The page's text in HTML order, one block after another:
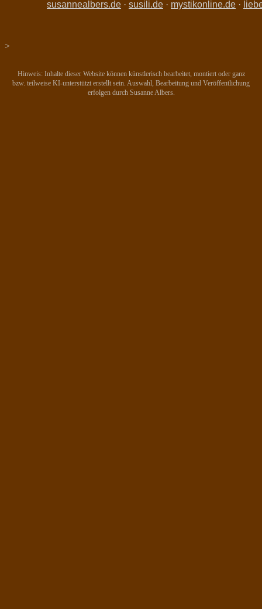
susannealbers.de · susili.de · mystikonline.de ·
>
Hinweis: Inhalte dieser Website können künstlerisch bearbeitet, montiert oder ganz
bzw. teilweise KI-unterstützt erstellt sein. Auswahl, Bearbeitung und Veröffentlichung
erfolgen durch Susanne Albers.